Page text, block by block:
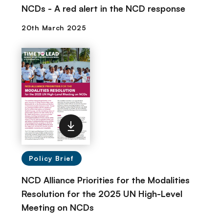
NCDs - A red alert in the NCD response
Policy Brief
NCD Alliance Priorities for the Modalities
Resolution for the 2025 UN High-Level
Meeting on NCDs